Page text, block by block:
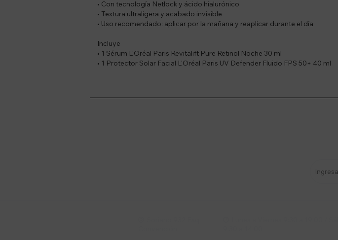
• Con tecnología Netlock y ácido hialurónico
• Textura ultraligera y acabado invisible
• Uso recomendado: aplicar por la mañana y reaplicar durante el día
Incluye
• 1 Sérum L'Oréal Paris Revitalift Pure Retinol Noche 30 ml
• 1 Protector Solar Facial L'Oréal Paris UV Defender Fluido FPS 50+ 40 ml